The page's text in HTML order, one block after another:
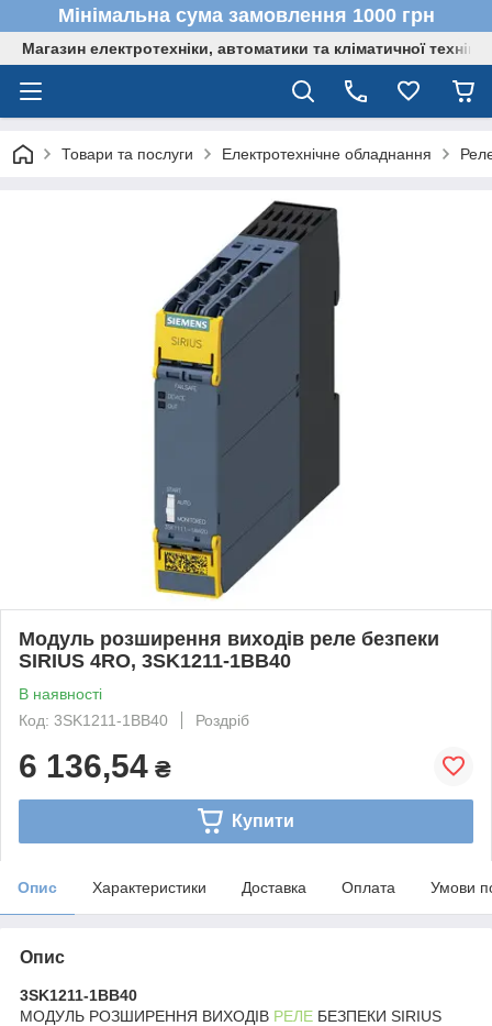
Мінімальна сума замовлення 1000 грн
Магазин електротехніки, автоматики та кліматичної техніки
Товари та послуги Електротехнічне обладнання
Модуль розширення виходів реле безпеки
SIRIUS 4RO, 3SK1211-1BB40
В наявності
Код: 3SK1211-1BB40
Роздріб
6 136,54 ₴
Купити
Опис Характеристики Доставка Оплата Умови
Опис
3SK1211-1BB40
МОДУЛЬ РОЗШИРЕННЯ ВИХОДІВ РЕЛЕ БЕЗПЕКИ SIRIUS